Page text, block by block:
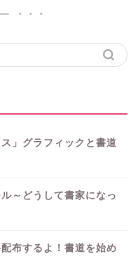
」グラフィックと書道
～どうして書家になっ
布するよ！書道を始め